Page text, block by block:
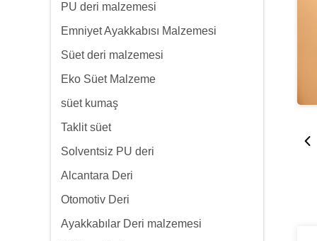
PU deri malzemesi
Emniyet Ayakkabısı Malzemesi
Süet deri malzemesi
Eko Süet Malzeme
süet kumaş
Taklit süet
Solventsiz PU deri
Alcantara Deri
Otomotiv Deri
Ayakkabılar Deri malzemesi